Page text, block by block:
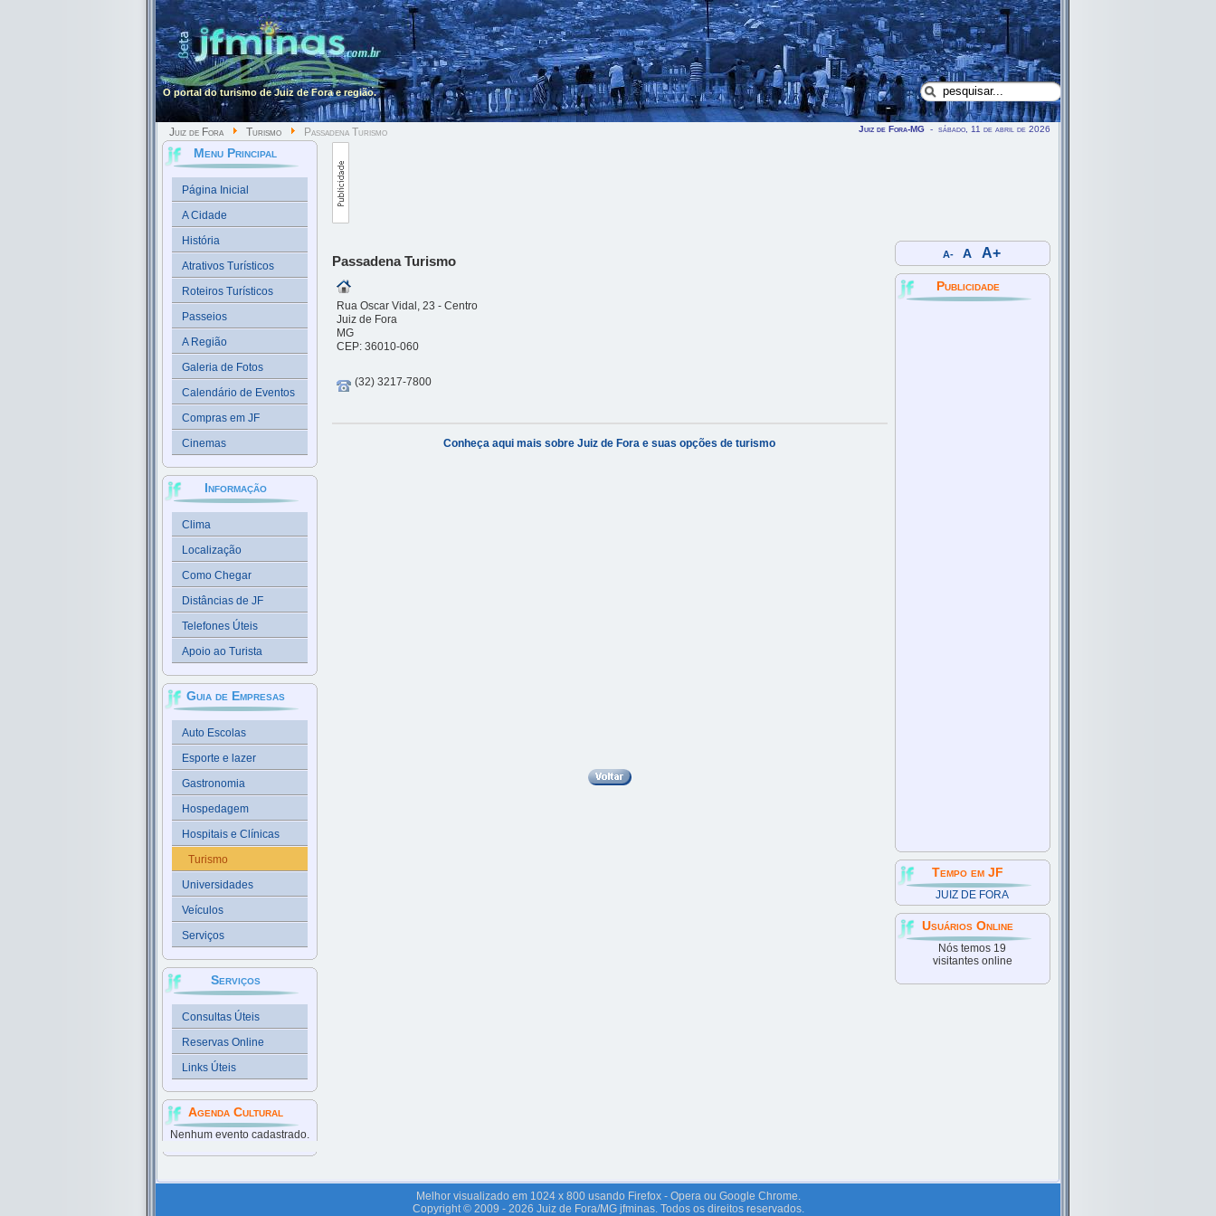
O portal do turismo de Juiz de Fora e região.
Juiz de Fora Turismo Passadena Turismo Juiz de Fora-MG - sábado, 11 de abril de 2026
Menu Principal
Página Inicial
A Cidade
História
Atrativos Turísticos
Roteiros Turísticos
Passeios
A Região
Galeria de Fotos
Calendário de Eventos
Compras em JF
Cinemas
Informação
Clima
Localização
Como Chegar
Distâncias de JF
Telefones Úteis
Apoio ao Turista
Guia de Empresas
Auto Escolas
Esporte e lazer
Gastronomia
Hospedagem
Hospitais e Clínicas
Turismo
Universidades
Veículos
Serviços
Serviços
Consultas Úteis
Reservas Online
Links Úteis
Agenda Cultural
Nenhum evento cadastrado.
Passadena Turismo
Rua Oscar Vidal, 23 - Centro
Juiz de Fora
MG
CEP: 36010-060
(32) 3217-7800
Conheça aqui mais sobre Juiz de Fora e suas opções de turismo
A- A A+
Publicidade
Tempo em JF
JUIZ DE FORA
Usuários Online
Nós temos 19
visitantes online
Melhor visualizado em 1024 x 800 usando Firefox - Opera ou Google Chrome.
Copyright © 2009 - 2026 Juiz de Fora/MG jfminas. Todos os direitos reservados.